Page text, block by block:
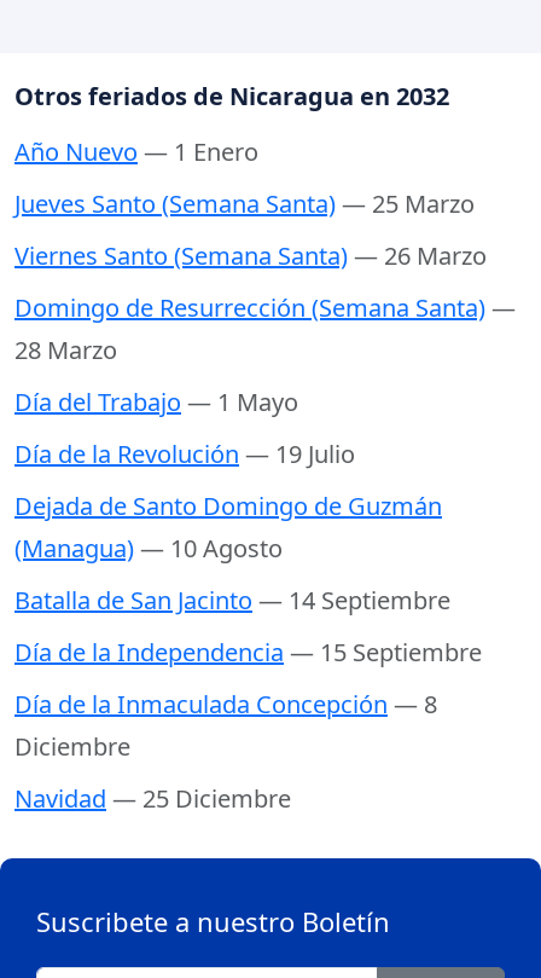
Otros feriados de Nicaragua en 2032
Año Nuevo — 1 Enero
Jueves Santo (Semana Santa)— 25 Marzo
Viernes Santo (Semana Santa)— 26 Marzo
Domingo de Resurrección (Semana Santa)—
28 Marzo
Día del Trabajo — 1 Mayo
Día de la Revolución — 19 Julio
Dejada de Santo Domingo de Guzmán
(Managua)— 10 Agosto
Batalla de San Jacinto — 14 Septiembre
Día de la Independencia — 15 Septiembre
Día de la Inmaculada Concepción — 8
Diciembre
Navidad — 25 Diciembre
Suscribete a nuestro Boletín